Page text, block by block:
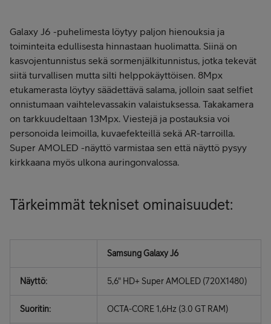
Galaxy J6 -puhelimesta löytyy paljon hienouksia ja
toiminteita edullisesta hinnastaan huolimatta. Siinä on
kasvojentunnistus sekä sormenjälkitunnistus, jotka tekevät
siitä turvallisen mutta silti helppokäyttöisen. 8Mpx
etukamerasta löytyy säädettävä salama, jolloin saat selfiet
onnistumaan vaihtelevassakin valaistuksessa. Takakamera
on tarkkuudeltaan 13Mpx. Viestejä ja postauksia voi
personoida leimoilla, kuvaefekteillä sekä AR-tarroilla.
Super AMOLED -näyttö varmistaa sen että näyttö pysyy
kirkkaana myös ulkona auringonvalossa.
Tärkeimmät tekniset ominaisuudet:
Samsung Galaxy J6
Näyttö: 5,6" HD+ Super AMOLED (720X1480)
Suoritin: OCTA-CORE 1,6Hz (3.0 GT RAM)